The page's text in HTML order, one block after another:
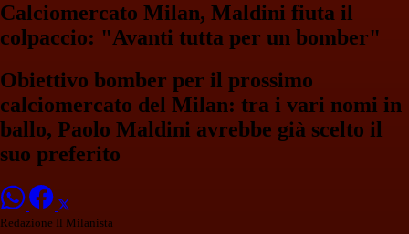
Calciomercato Milan, Maldini fiuta il
colpaccio: "Avanti tutta per un bomber"
Obiettivo bomber per il prossimo
calciomercato del Milan: tra i vari nomi in
ballo, Paolo Maldini avrebbe già scelto il
suo preferito
Redazione Il Milanista